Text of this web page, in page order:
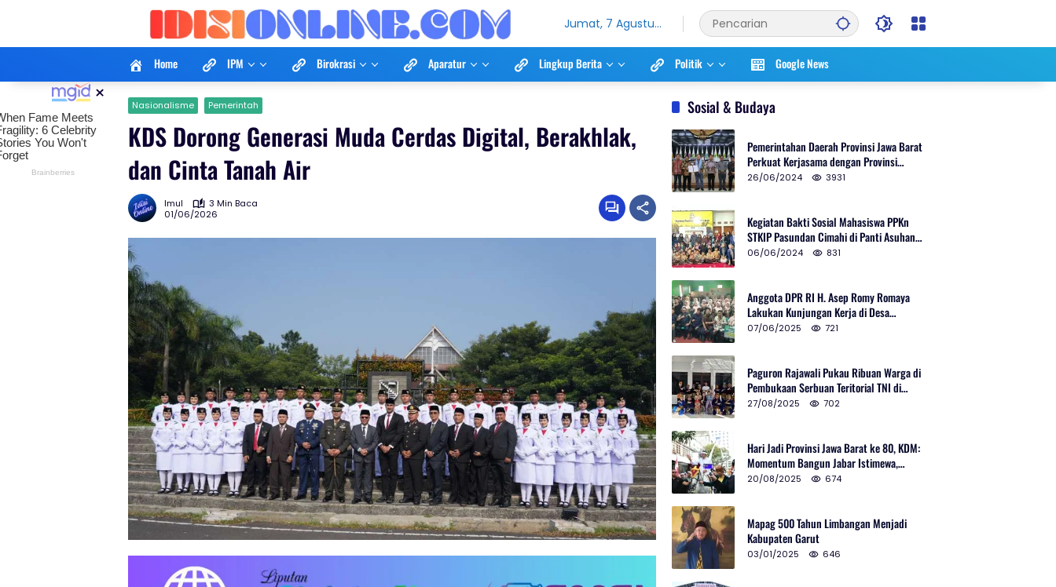
Jumat, 7 Agustus
Home IPM Birokrasi Aparatur Lingkup Berita Politik Google News
× Nasionalisme Pemerintah
KDS Dorong Generasi Muda Cerdas Digital, Berakhlak,
dan Cinta Tanah Air
Imul
3 Min Baca
01/06/2026
Sosial & Budaya
Pemerintahan Daerah Provinsi Jawa Barat
Perkuat Kerjasama dengan Provinsi
Chungcheongnam Do Korea Selatan
26/06/2024 3931
Kegiatan Bakti Sosial Mahasiswa PPKn
STKIP Pasundan Cimahi di Panti Asuhan
Ulul Azmi Kota Cimahi
06/06/2024 831
Anggota DPR RI H. Asep Romy Romaya
Lakukan Kunjungan Kerja di Desa
Patrolsari
07/06/2025 721
Paguron Rajawali Pukau Ribuan Warga di
Pembukaan Serbuan Teritorial TNI di
Cibatu
27/08/2025 702
Hari Jadi Provinsi Jawa Barat ke 80, KDM:
Momentum Bangun Jabar Istimewa,
Lembur di Urus Kota Ditata
20/08/2025 674
Mapag 500 Tahun Limbangan Menjadi
Kabupaten Garut
03/01/2025 646